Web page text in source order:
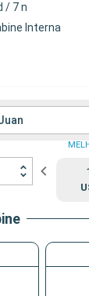
/ 7 n
Interna